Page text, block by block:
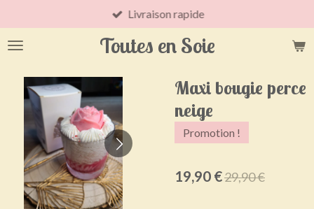
au
contenu
Toutes en Soie
Livraison rapide
Maxi bougie perce
neige
Promotion !
19,90 €29,90 €